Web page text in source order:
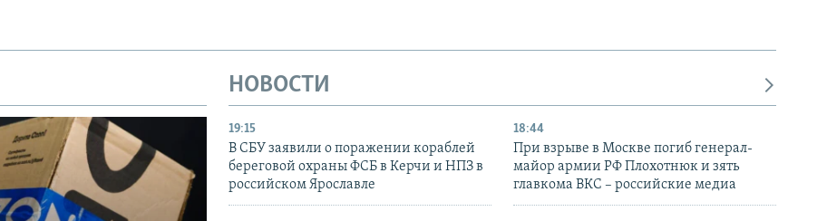
НОВОСТИ
19:15
В СБУ заявили о поражении кораблей
береговой охраны ФСБ в Керчи и НПЗ в
российском Ярославле
18:44
При взрыве в Москве погиб генерал-
майор армии РФ Плохотнюк и зять
главкома ВКС – российские медиа